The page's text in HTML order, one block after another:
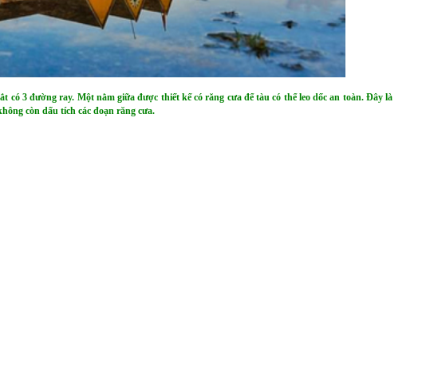
3 đường ray. Một nằm giữa được thiết kế có răng cưa để tàu có thể leo dốc an toàn. Đây là
còn dấu tích các đoạn răng cưa.